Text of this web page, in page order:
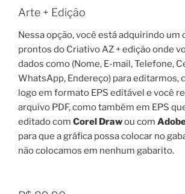
Arte + Edição
Nessa opção, você está adquirindo um
prontos do Criativo AZ + edição onde
dados como (Nome, E-mail, Telefone,
WhatsApp, Endereço) para editarmos,
logo em formato EPS editável e você
arquivo PDF, como também em EPS
editado com Corel Drawou com
para que a gráfica possa colocar no
não colocamos em nenhum gabarito.